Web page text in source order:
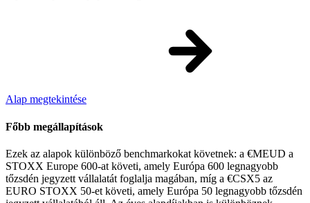
Alap megtekintése
Főbb megállapítások
Ezek az alapok különböző benchmarkokat követnek: a €MEUD a
STOXX Europe 600-at követi, amely Európa 600 legnagyobb
tőzsdén jegyzett vállalatát foglalja magában, míg a €CSX5 az
EURO STOXX 50-et követi, amely Európa 50 legnagyobb tőzsdén